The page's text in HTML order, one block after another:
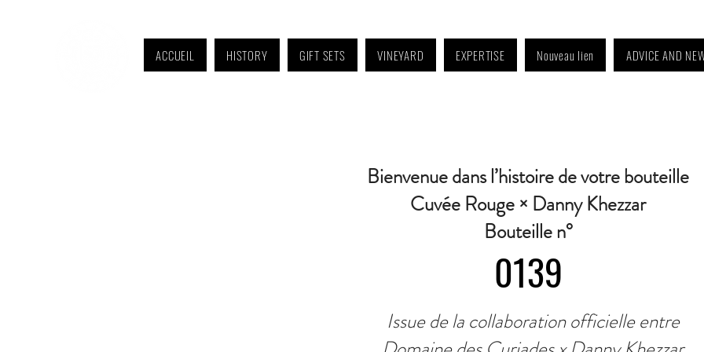
ACCUEIL HISTORY GIFT SETS VINEYARD EXPERTISE Nouveau lien ADVICE AND
Bienvenue dans l’histoire de votre bouteille
Cuvée Rouge × Danny Khezzar
Bouteille n°
0139
Issue de la collaboration officielle entre